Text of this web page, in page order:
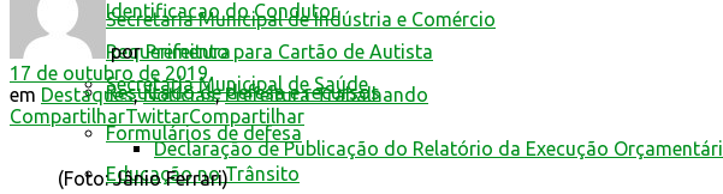
Identificacao do Condutor
Requerimento para Cartão de Autista
Resultado de defesa e recursos
Formulários de defesa
Educação no Trânsito
Secretaria Municipal de Indústria e Comércio
Secretaria Municipal de Saúde
Declaração de Publicação do Relatório da Execução
por Prefeitura
17 de outubro de 2019
em Destaques,Notícias,Prefeitura Trabalhando
CompartilharTwittarCompartilhar
(Foto: Jânio Ferrari)